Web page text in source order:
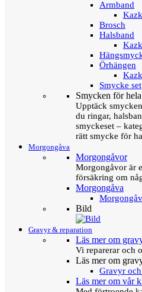
Armband
Brosch
Halsband
Örhängen
Smycke set
Smycken för
Upptäck
du ringar,
smyckeset –
rätt smycke för
Morgongåva
Morgongåvor
Morgongåvor är
försäkring om
Morgongåva
Bild
Gravyr & reparation
Läs mer om
Vi reparerar och
Läs mer om
Gravyr
Läs mer om vår